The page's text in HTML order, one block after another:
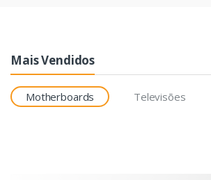
Mais Vendidos
Motherboards Televisões